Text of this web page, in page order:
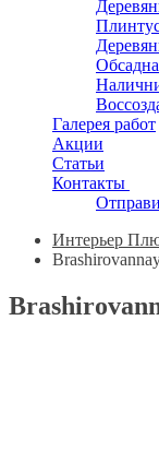
Галерея работ
Акции
Статьи
Контакты
Интерьер